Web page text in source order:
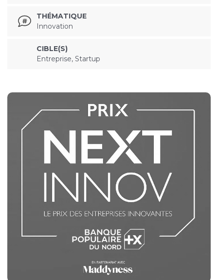
THÉMATIQUE
Innovation
CIBLE(S)
Entreprise, Startup